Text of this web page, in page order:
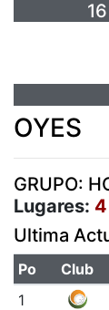
OYES
GRUPO:
Lugares: 4
Ultima
Po Club
1